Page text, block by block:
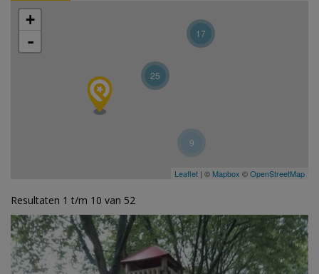
17
25
9
+
-
Leaflet | © Mapbox ©OpenStreetMap
Resultaten 1 t/m 10 van 52